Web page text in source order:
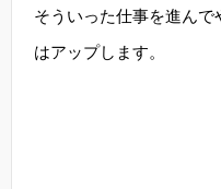
そういった仕事を進ん
はアップします。